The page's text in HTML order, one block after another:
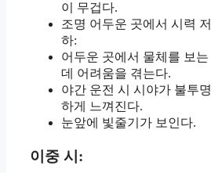
이 무겁다.
조명 어두운 곳에서 시력 저
하:
어두운 곳에서 물체를 보는
데 어려움을 겪는다.
야간 운전 시 시야가 불투명
하게 느껴진다.
눈앞에 빛줄기가 보인다.
이중 시: